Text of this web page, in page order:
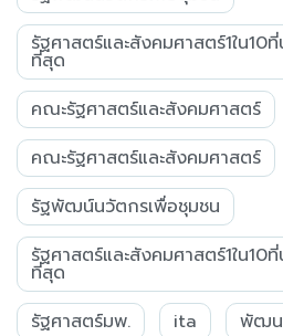
รัฐศาสตร์และสังคมศาสตร์1ใน10
ที่สุด
คณะรัฐศาสตร์และสังคมศาสตร์
คณะรัฐศาสตร์และสังคมศาสตร์
รัฐพัฒน์นวัตกรเพื่อชุมชน
รัฐศาสตร์และสังคมศาสตร์1ใน10
ที่สุด
รัฐศาสตร์มพ.
ita
พัฒน